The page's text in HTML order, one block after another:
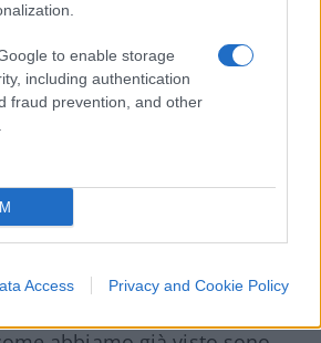
to enable storage
including authentication
fraud prevention, and other
Access Privacy and Cookie Policy
cose come la diffusione
i Big e gli Small Data: tutte
e sociale su cui la
far sue. Per questo mosse
dal governo australiano sono
nel prossimo futuro. Dal
e i colossi del web non hanno